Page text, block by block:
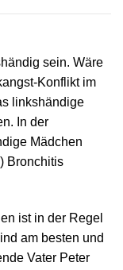
sein. Wäre
Konflikt im
linkshändige
In der
Mädchen
Bronchitis
ist in der Regel
am besten und
Vater Peter